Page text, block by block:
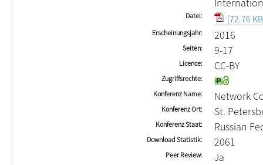
Datei [72.76
Erscheinungsjahr 2016
Seiten 9-17
Licence CC-BY
Zugriffsrechte
Konferenz Name
Network
Konferenz Ort St.
Konferenz Staat Russian
Download Statistik 2061
Peer Review Ja